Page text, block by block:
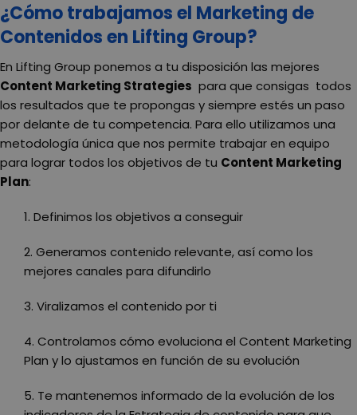
¿Cómo trabajamos el Marketing de
Contenidos en Lifting Group?
En Lifting Group ponemos a tu disposición las mejores
Content Marketing Strategies para que consigas todos
los resultados que te propongas y siempre estés un paso
por delante de tu competencia. Para ello utilizamos una
metodología única que nos permite trabajar en equipo
para lograr todos los objetivos de tu Content Marketing
Plan:
1. Definimos los objetivos a conseguir
2. Generamos contenido relevante, así como los
mejores canales para difundirlo
3. Viralizamos el contenido por ti
4. Controlamos cómo evoluciona el Content Marketing
Plan y lo ajustamos en función de su evolución
5. Te mantenemos informado de la evolución de los